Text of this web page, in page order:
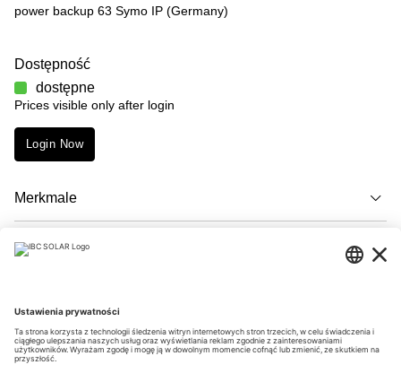
power backup 63 Symo IP (Germany)
Dostępność
dostępne
Prices visible only after login
Login Now
Merkmale
Opis
Downloads